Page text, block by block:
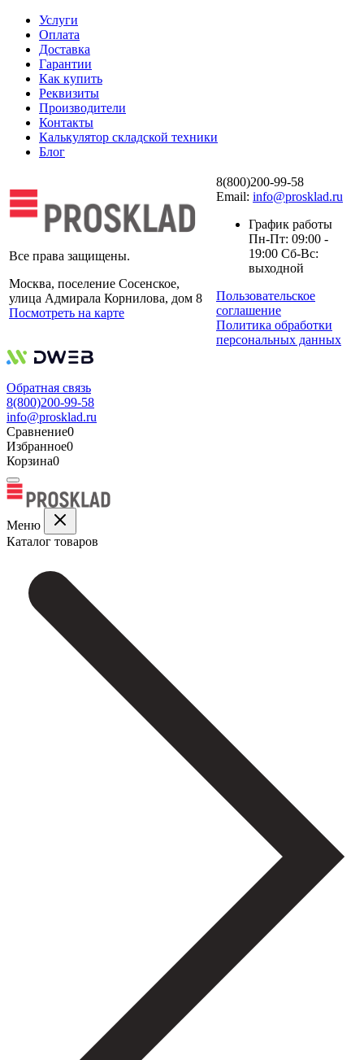
Услуги
Оплата
Доставка
Гарантии
Как купить
Реквизиты
Производители
Контакты
Калькулятор складской техники
Блог
Все права защищены.
Москва, поселение Сосенское,
улица Адмирала Корнилова, дом 8
Посмотреть на карте
8(800)200-99-58
Email: info@prosklad.ru
График работы
Пн-Пт: 09:00 -
19:00 Сб-Вс:
выходной
Пользовательское
соглашение
Политика обработки
персональных данных
Обратная связь
8(800)200-99-58
info@prosklad.ru
Сравнение0
Избранное0
Корзина0
Меню
Каталог товаров